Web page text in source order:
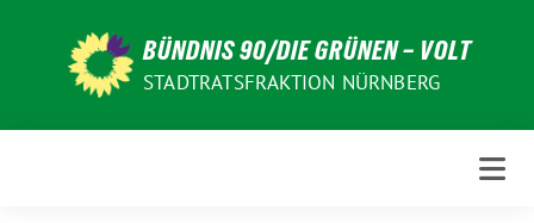
BÜNDNIS 90/DIE GRÜNEN – VOLT
STADTRATSFRAKTION NÜRNBERG